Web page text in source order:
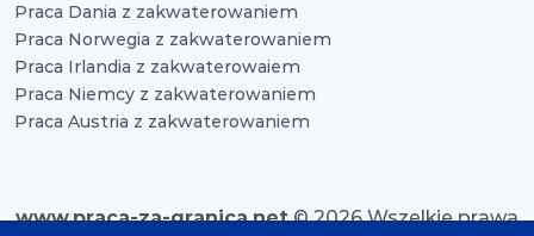
Praca Dania z zakwaterowaniem
Praca Norwegia z zakwaterowaniem
Praca Irlandia z zakwaterowaiem
Praca Niemcy z zakwaterowaniem
Praca Austria z zakwaterowaniem
www.praca-za-granica.net© 2026 Wszelkie prawa